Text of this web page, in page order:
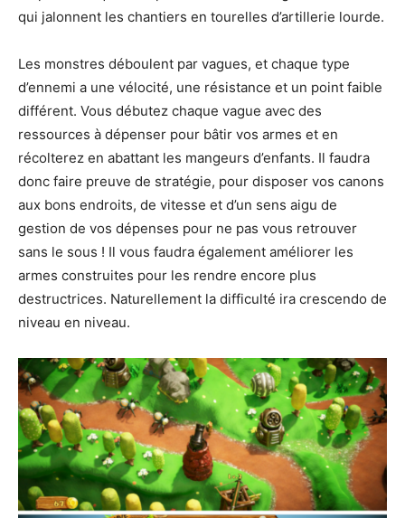
qui jalonnent les chantiers en tourelles d’artillerie lourde.
Les monstres déboulent par vagues, et chaque type
d’ennemi a une vélocité, une résistance et un point faible
différent. Vous débutez chaque vague avec des
ressources à dépenser pour bâtir vos armes et en
récolterez en abattant les mangeurs d’enfants. Il faudra
donc faire preuve de stratégie, pour disposer vos canons
aux bons endroits, de vitesse et d’un sens aigu de
gestion de vos dépenses pour ne pas vous retrouver
sans le sous ! Il vous faudra également améliorer les
armes construites pour les rendre encore plus
destructrices. Naturellement la difficulté ira crescendo de
niveau en niveau.